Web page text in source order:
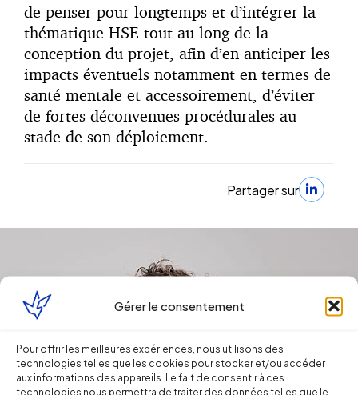
Gérer le consentement
Pour offrir les meilleures expériences, nous utilisons des
technologies telles que les cookies pour stocker et/ou accéder
aux informations des appareils. Le fait de consentir à ces
technologies nous permettra de traiter des données telles que le
de penser pour longtemps et d’intégrer la
thématique HSE tout au long de la
conception du projet, afin d’en anticiper les
impacts éventuels notamment en termes de
santé mentale et accessoirement, d’éviter
de fortes déconvenues procédurales au
stade de son déploiement.
Partager sur